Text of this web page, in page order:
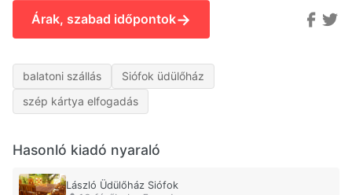
Árak, szabad időpontok→
balatoni szállás
Siófok üdülőház
szép kártya elfogadás
Hasonló kiadó nyaraló
László Üdülőház Siófok